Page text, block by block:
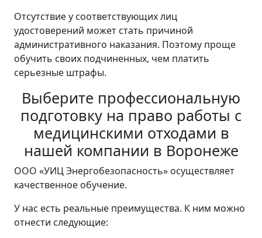
Отсутствие у соответствующих лиц
удостоверений может стать причиной
административного наказания. Поэтому проще
обучить своих подчиненных, чем платить
серьезные штрафы.
Выберите профессиональную
подготовку на право работы с
медицинскими отходами в
нашей компании в Воронеже
ООО «УИЦ Энергобезопасность» осуществляет
качественное обучение.
У нас есть реальные преимущества. К ним можно
отнести следующие: